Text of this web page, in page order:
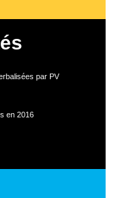
par PV
en 2016